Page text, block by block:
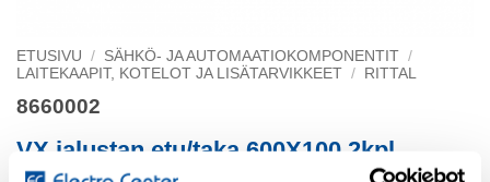
ETUSIVU / SÄHKÖ- JA AUTOMAATIOKOMPONENTIT /
LAITEKAAPIT, KOTELOT JA LISÄTARVIKKEET / RITTAL
8660002
VX jalustan etu/taka 600X100 2kpl